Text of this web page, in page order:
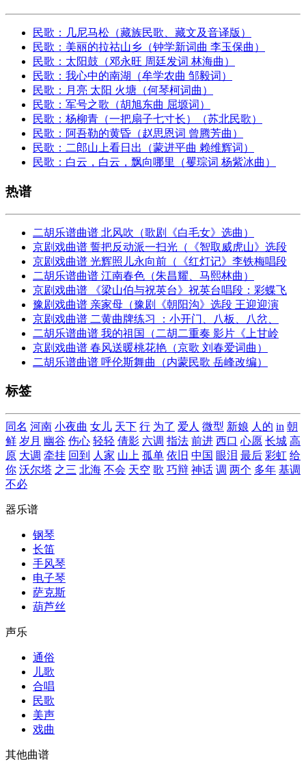
民歌：几尼马松（藏族民歌、藏文及音译版）
民歌：美丽的拉祜山乡（钟学新词曲 李玉保曲）
民歌：太阳鼓（邓永旺 周廷发词 林海曲）
民歌：我心中的南湖（牟学农曲 邹毅词）
民歌：月亮 太阳 火塘（何琴柯词曲）
民歌：军号之歌（胡旭东曲 屈塬词）
民歌：杨柳青（一把扇子七寸长）（苏北民歌）
民歌：阿吾勒的黄昏（赵思恩词 曾腾芳曲）
民歌：二郎山上看日出（蒙进平曲 赖维辉词）
民歌：白云，白云，飘向哪里（矍琮词 杨紫冰曲）
热谱
二胡乐谱曲谱 北风吹（歌剧《白毛女》选曲）
京剧戏曲谱 誓把反动派一扫光（《智取威虎山》选段
京剧戏曲谱 光辉照儿永向前（《红灯记》李铁梅唱段
二胡乐谱曲谱 江南春色（朱昌耀、马熙林曲）
京剧戏曲谱 《梁山伯与祝英台》祝英台唱段：彩蝶飞
豫剧戏曲谱 亲家母（豫剧《朝阳沟》选段 王迎迎演
京剧戏曲谱 二黄曲牌练习 ：小开门、八板、八岔、
二胡乐谱曲谱 我的祖国（二胡二重奏 影片《上甘岭
京剧戏曲谱 春风送暖桃花艳（京歌 刘春爱词曲）
二胡乐谱曲谱 呼伦斯舞曲（内蒙民歌 岳峰改编）
标签
同名 河南 小夜曲 女儿 天下 行 为了 爱人 微型 新娘 人的 in 朝
鲜 岁月 幽谷 伤心 轻轻 倩影 六调 指法 前进 西口 心愿 长城 高
原 大调 牵挂 回到 人家 山上 孤单 依旧 中国 眼泪 最后 彩虹 给
你 沃尔塔 之三 北海 不会 天空 歌 巧辩 神话 调 两个 多年 基调
不必
器乐谱
钢琴
长笛
手风琴
电子琴
萨克斯
葫芦丝
声乐
通俗
儿歌
合唱
民歌
美声
戏曲
其他曲谱